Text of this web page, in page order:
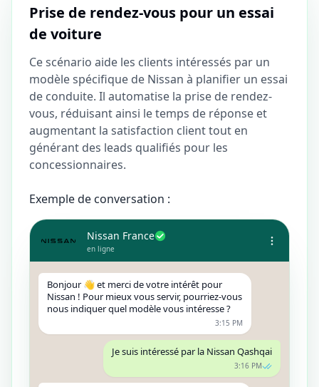
Prise de rendez-vous pour un essai
de voiture
Ce scénario aide les clients intéressés par un
modèle spécifique de Nissan à planifier un essai
de conduite. Il automatise la prise de rendez-
vous, réduisant ainsi le temps de réponse et
augmentant la satisfaction client tout en
générant des leads qualifiés pour les
concessionnaires.
Exemple de conversation :
Nissan France
en ligne
Bonjour 👋 et merci de votre intérêt pour
Nissan ! Pour mieux vous servir, pourriez-vous
nous indiquer quel modèle vous intéresse ?
3:15 PM
Je suis intéressé par la Nissan Qashqai
3:16 PM